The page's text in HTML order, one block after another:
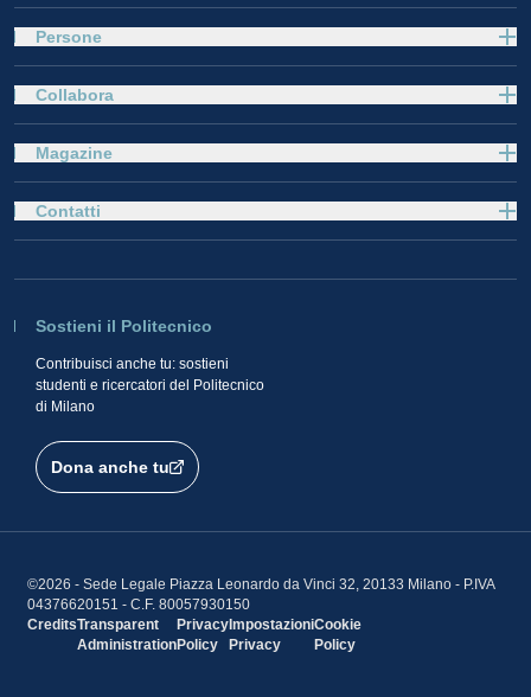
Persone
Collabora
Magazine
Sostieni il Politecnico
Contribuisci anche tu: sostieni
studenti e ricercatori del Politecnico
di Milano
Dona anche tu
Contatti
©2026 - Sede Legale Piazza Leonardo da Vinci 32, 20133 Milano - P.IVA
04376620151 - C.F. 80057930150
CreditsTransparent
Administration
Privacy
Policy
Impostazioni
Privacy
Cookie
Policy